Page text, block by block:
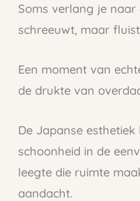
Soms verlang je
schreeuwt, maar
Een moment van
de drukte van
De Japanse
schoonheid in de
leegte die ruimte
aandacht.